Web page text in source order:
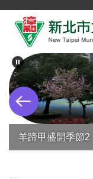
要
內
容
區
羊蹄甲盛開季節2